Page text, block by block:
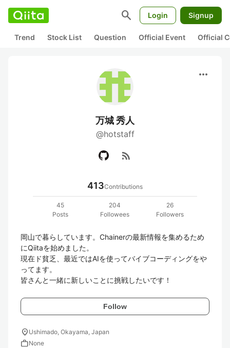
search Login Signup
Trend Stock List Question Official Event Official
more_horiz
万城 秀人
@hotstaff
rss_feed
413Contributions
45
Posts
204
Followees
26
Followers
岡山で暮らしています。Chainerの最新情報を集めるため
にQiitaを始めました。
現在ド貧乏、最近ではAIを使ってバイブコーディングをや
ってます。
皆さんと一緒に新しいことに挑戦したいです！
Follow
location_on Ushimado, Okayama, Japan
workNone